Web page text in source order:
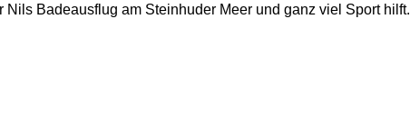
Badeausflug am Steinhuder Meer und ganz viel Sport hilft.